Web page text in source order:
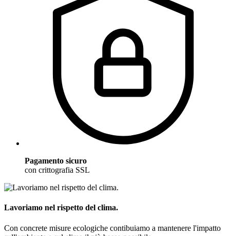
Pagamento sicuro
con crittografia SSL
Lavoriamo nel rispetto del clima.
Con concrete misure ecologiche contibuiamo a mantenere l'impatto